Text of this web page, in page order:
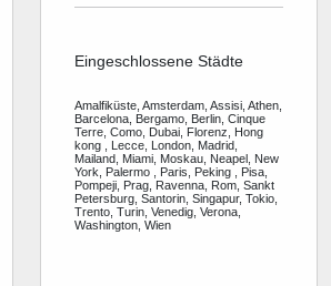
Eingeschlossene Städte
Amalfiküste, Amsterdam, Assisi, Athen,
Barcelona, Bergamo, Berlin, Cinque
Terre, Como, Dubai, Florenz, Hong
kong , Lecce, London, Madrid,
Mailand, Miami, Moskau, Neapel, New
York, Palermo , Paris, Peking , Pisa,
Pompeji, Prag, Ravenna, Rom, Sankt
Petersburg, Santorin, Singapur, Tokio,
Trento, Turin, Venedig, Verona,
Washington, Wien